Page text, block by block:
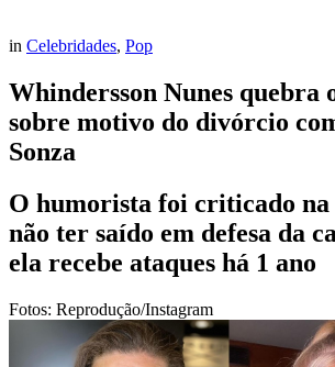
in Celebridades, Pop
Whindersson Nunes quebra
sobre motivo do divórcio
Sonza
O humorista foi criticado
não ter saído em defesa da
ela recebe ataques há 1 ano
Fotos: Reprodução/Instagram